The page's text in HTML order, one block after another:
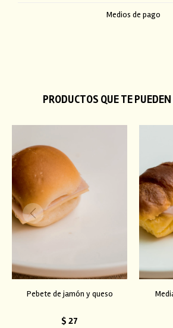
Medios de pago
PRODUCTOS QUE TE
Pebete de jamón y queso
$ 27